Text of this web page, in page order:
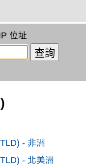
位址
- 非洲
- 北美洲